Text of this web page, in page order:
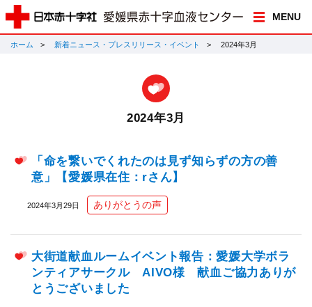
MENU
ホーム 新着ニュース・プレスリリース・イベント 2024年3月
2024年3月
「命を繋いでくれたのは見ず知らずの方の善
意」【愛媛県在住：rさん】
2024年3月29日 ありがとうの声
大街道献血ルームイベント報告：愛媛大学ボラ
ンティアサークル AIVO様 献血ご協力ありが
とうございました